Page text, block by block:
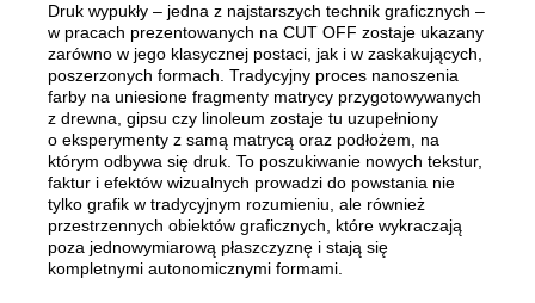
Druk wypukły – jedna z najstarszych technik graficznych –
w pracach prezentowanych na CUT OFF zostaje ukazany
zarówno w jego klasycznej postaci, jak i w zaskakujących,
poszerzonych formach. Tradycyjny proces nanoszenia
farby na uniesione fragmenty matrycy przygotowywanych
z drewna, gipsu czy linoleum zostaje tu uzupełniony
o eksperymenty z samą matrycą oraz podłożem, na
którym odbywa się druk. To poszukiwanie nowych tekstur,
faktur i efektów wizualnych prowadzi do powstania nie
tylko grafik w tradycyjnym rozumieniu, ale również
przestrzennych obiektów graficznych, które wykraczają
poza jednowymiarową płaszczyznę i stają się
kompletnymi autonomicznymi formami.